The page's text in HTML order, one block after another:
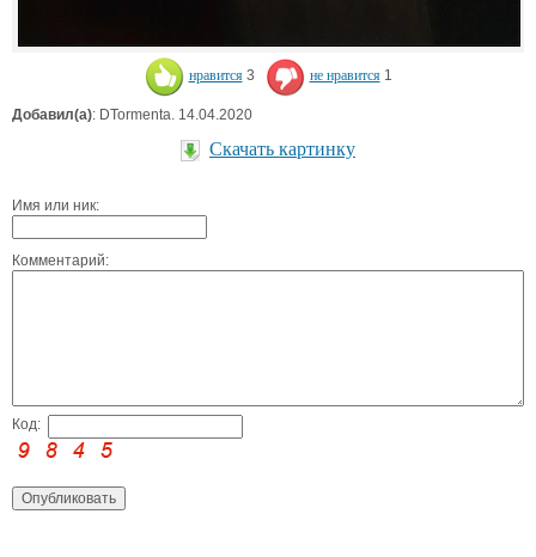
нравится 3 не нравится 1
Добавил(а): DTormenta. 14.04.2020
Скачать картинку
Имя или ник:
Комментарий:
Код: